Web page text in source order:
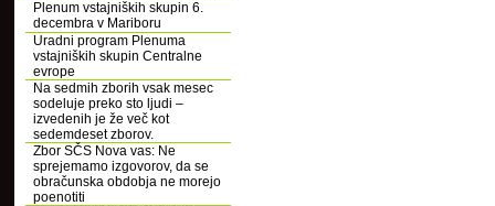
Plenum vstajniških skupin 6.
decembra v Mariboru
Uradni program Plenuma
vstajniških skupin Centralne
evrope
Na sedmih zborih vsak mesec
sodeluje preko sto ljudi –
izvedenih je že več kot
sedemdeset zborov.
Zbor SČS Nova vas: Ne
sprejemamo izgovorov, da se
obračunska obdobja ne morejo
poenotiti